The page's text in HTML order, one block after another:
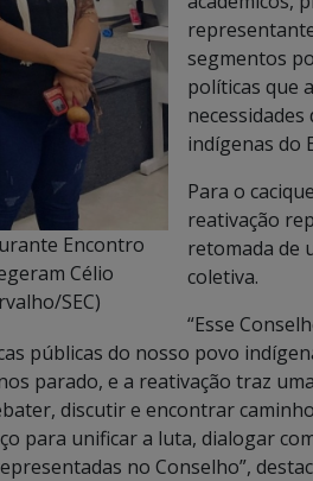
Encontro
Célio
SEC)
segmentos
políticas que
necessidades
indígenas do
Para o
reativação
retomada de
coletiva.
“Esse
públicas do nosso povo
parado, e a reativação traz
discutir e encontrar
para unificar a luta, dialogar
no Conselho”,